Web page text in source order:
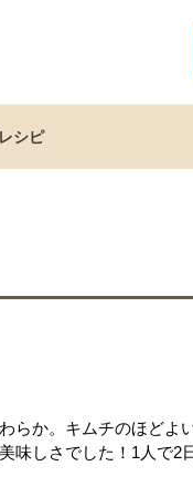
レシピ
らか。キムチのほどよ
味しさでした！1人で2